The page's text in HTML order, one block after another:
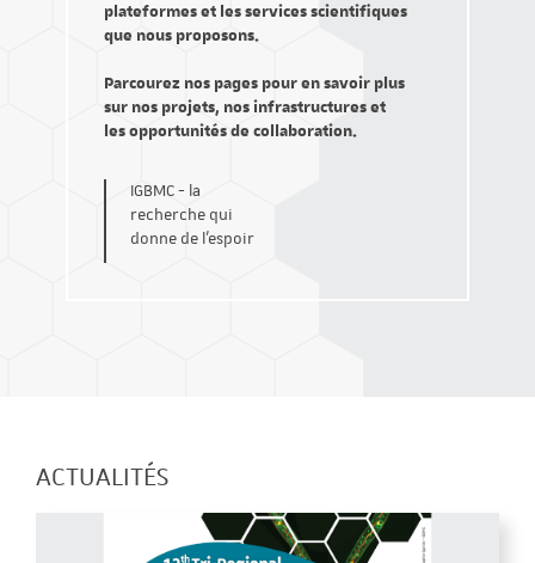
plateformes et les services scientifiques
que nous proposons.
Parcourez nos pages pour en savoir plus
sur nos projets, nos infrastructures et
les opportunités de collaboration.
IGBMC - la
recherche qui
donne de l'espoir
ACTUALITÉS